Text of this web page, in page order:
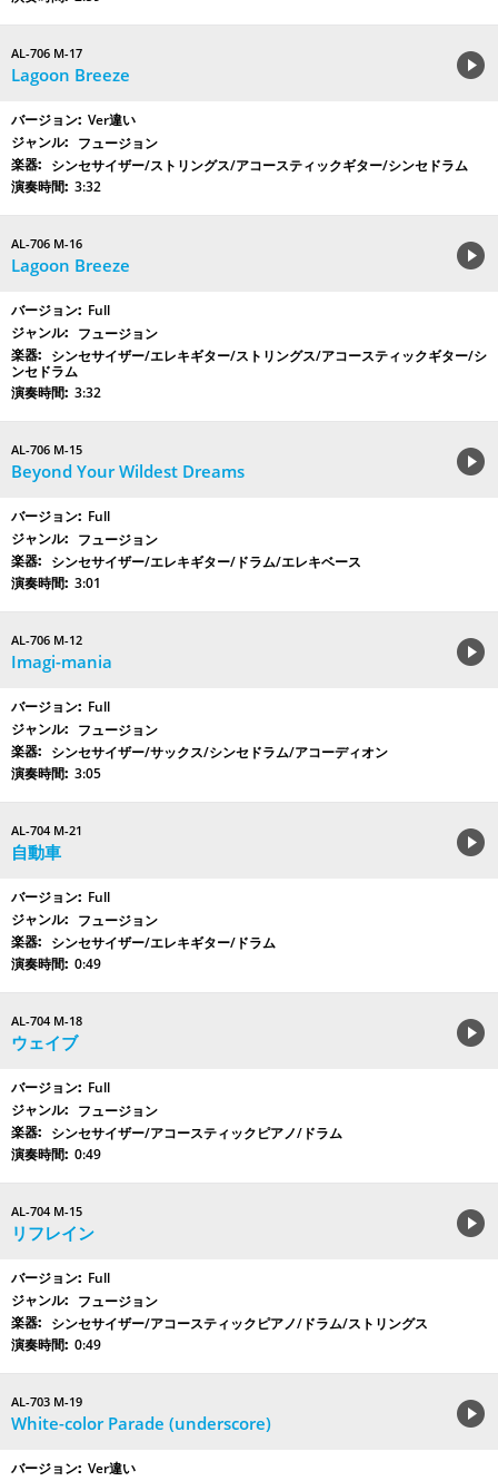
AL-706 M-17
Lagoon Breeze
Ver違い
フュージョン
シンセサイザー/ストリングス/アコースティックギター/シンセドラム
3:32
AL-706 M-16
Lagoon Breeze
Full
フュージョン
シンセサイザー/エレキギター/ストリングス/アコースティックギター/シ
ンセドラム
3:32
AL-706 M-15
Beyond Your Wildest Dreams
Full
フュージョン
シンセサイザー/エレキギター/ドラム/エレキベース
3:01
AL-706 M-12
Imagi-mania
Full
フュージョン
シンセサイザー/サックス/シンセドラム/アコーディオン
3:05
AL-704 M-21
自動車
Full
フュージョン
シンセサイザー/エレキギター/ドラム
0:49
AL-704 M-18
ウェイブ
Full
フュージョン
シンセサイザー/アコースティックピアノ/ドラム
0:49
AL-704 M-15
リフレイン
Full
フュージョン
シンセサイザー/アコースティックピアノ/ドラム/ストリングス
0:49
AL-703 M-19
White-color Parade (underscore)
Ver違い